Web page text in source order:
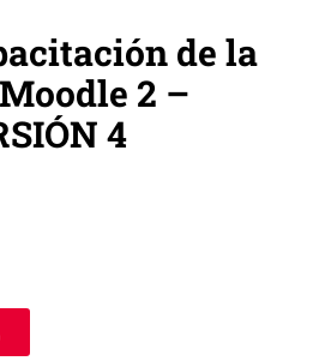
de la
2 –
4